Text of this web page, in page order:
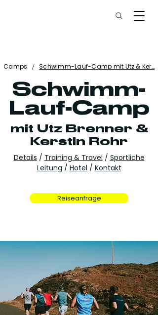
Camps / Schwimm-Lauf-Camp mit Utz & Ker…
Schwimm-
Lauf-Camp
mit Utz Brenner &
Kerstin Rohr
Details / Training & Travel / Sportliche
Leitung / Hotel / Kontakt
Reiseanfrage